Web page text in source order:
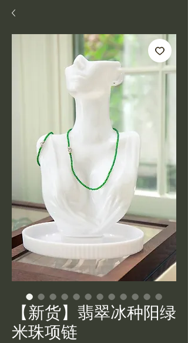
【新货】翡翠冰种阳绿
米珠项链